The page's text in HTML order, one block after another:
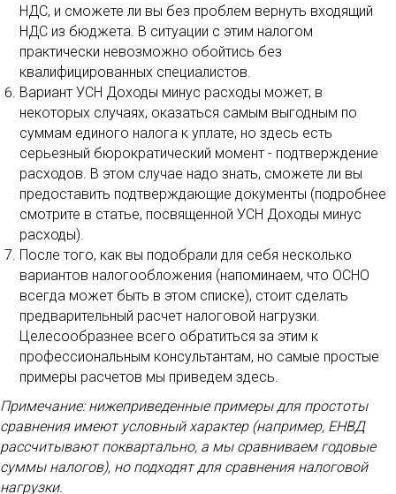
НДС, и сможете ли вы без проблем вернуть входящий
НДС из бюджета. В ситуации с этим налогом
практически невозможно обойтись без
квалифицированных специалистов.
Вариант УСН Доходы минус расходы может, в
некоторых случаях, оказаться самым выгодным по
суммам единого налога к уплате, но здесь есть
серьезный бюрократический момент - подтверждение
расходов. В этом случае надо знать, сможете ли вы
предоставить подтверждающие документы (подробнее
смотрите в статье, посвященной УСН Доходы минус
расходы).
После того, как вы подобрали для себя несколько
вариантов налогообложения (напоминаем, что ОСНО
всегда может быть в этом списке), стоит сделать
предварительный расчет налоговой нагрузки.
Целесообразнее всего обратиться за этим к
профессиональным консультантам, но самые простые
примеры расчетов мы приведем здесь.
Примечание: нижеприведенные примеры для простоты
сравнения имеют условный характер (например, ЕНВД
рассчитывают поквартально, а мы сравниваем годовые
суммы налогов), но подходят для сравнения налоговой
нагрузки.